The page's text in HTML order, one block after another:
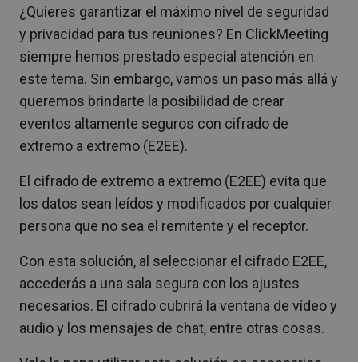
¿Quieres garantizar el máximo nivel de seguridad
y privacidad para tus reuniones? En ClickMeeting
siempre hemos prestado especial atención en
este tema. Sin embargo, vamos un paso más allá y
queremos brindarte la posibilidad de crear
eventos altamente seguros con cifrado de
extremo a extremo (E2EE).
El cifrado de extremo a extremo (E2EE) evita que
los datos sean leídos y modificados por cualquier
persona que no sea el remitente y el receptor.
Con esta solución, al seleccionar el cifrado E2EE,
accederás a una sala segura con los ajustes
necesarios. El cifrado cubrirá la ventana de vídeo y
audio y los mensajes de chat, entre otras cosas.